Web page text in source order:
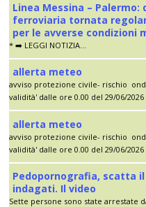
Linea Messina – Palermo:
ferroviaria tornata
per le avverse condizioni
* ➡️ LEGGI NOTIZIA...
allerta meteo
avviso protezione civile- rischio
validità' dalle ore 0.00 del 29/06/
allerta meteo
avviso protezione civile- rischio
validità' dalle ore 0.00 del 29/06/2026
Pedopornografia, scatta
indagati. Il video
Sette persone sono state arrestate